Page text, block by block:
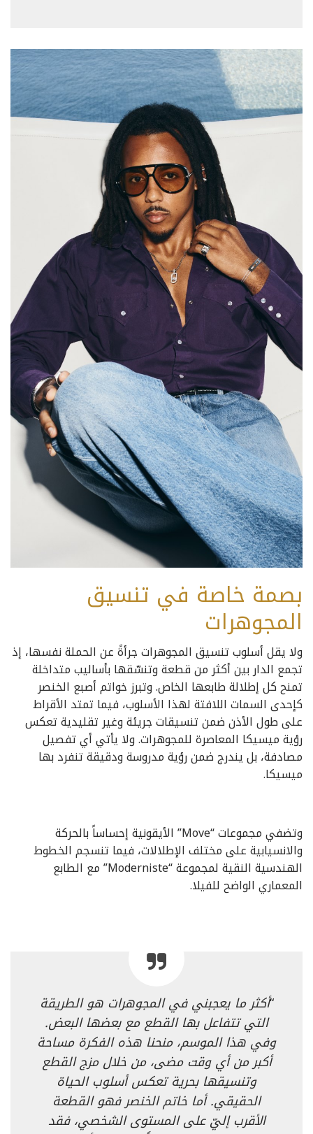
بصمة خاصة في تنسيق
المجوهرات
ولا يقل أسلوب تنسيق المجوهرات جرأةً عن الحملة نفسها، إذ
تجمع الدار بين أكثر من قطعة وتنسّقها بأساليب متداخلة
تمنح كل إطلالة طابعها الخاص. وتبرز خواتم أصبع الخنصر
كإحدى السمات اللافتة لهذا الأسلوب، فيما تمتد الأقراط
على طول الأذن ضمن تنسيقات جريئة وغير تقليدية تعكس
رؤية ميسيكا المعاصرة للمجوهرات. ولا يأتي أي تفصيل
مصادفة، بل يندرج ضمن رؤية مدروسة ودقيقة تنفرد بها
ميسيكا.
وتضفي مجموعات “Move” الأيقونية إحساساً بالحركة
والانسيابية على مختلف الإطلالات، فيما تنسجم الخطوط
الهندسية النقية لمجموعة “Moderniste” مع الطابع
المعماري الواضح للفيلا.
“أكثر ما يعجبني في المجوهرات هو الطريقة
التي تتفاعل بها القطع مع بعضها البعض.
وفي هذا الموسم، منحنا هذه الفكرة مساحة
أكبر من أي وقت مضى، من خلال مزج القطع
وتنسيقها بحرية تعكس أسلوب الحياة
الحقيقي.أما خاتم الخنصر فهو القطعة
الأقرب إليّ على المستوى الشخصي، فقد